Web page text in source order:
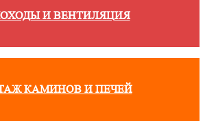
И ВЕНТИЛЯЦИЯ
КАМИНОВ И ПЕЧЕЙ